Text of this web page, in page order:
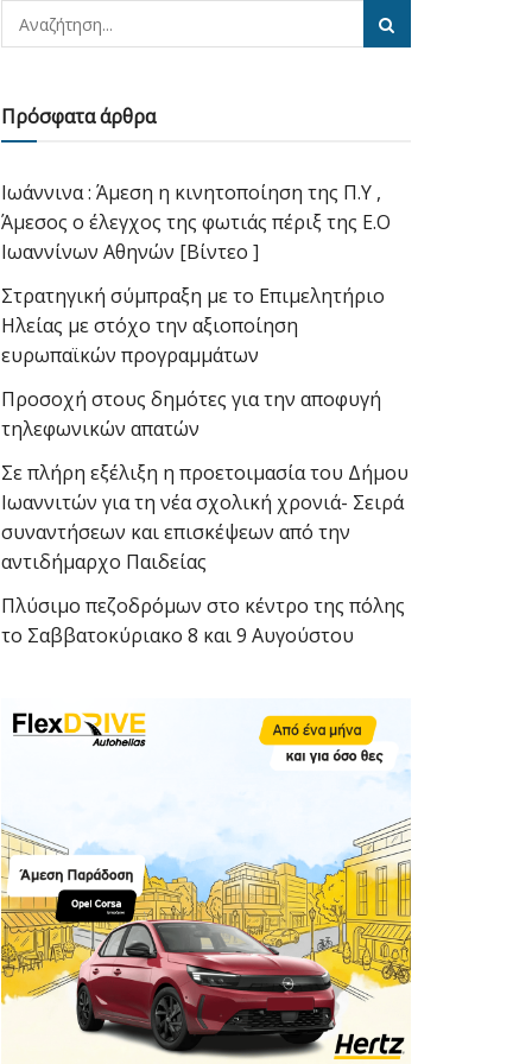
Πρόσφατα άρθρα
Ιωάννινα : Άμεση η κινητοποίηση της Π.Υ ,
Άμεσος ο έλεγχος της φωτιάς πέριξ της Ε.Ο
Ιωαννίνων Αθηνών [Βίντεο ]
Στρατηγική σύμπραξη με το Επιμελητήριο
Ηλείας με στόχο την αξιοποίηση
ευρωπαϊκών προγραμμάτων
Προσοχή στους δημότες για την αποφυγή
τηλεφωνικών απατών
Σε πλήρη εξέλιξη η προετοιμασία του Δήμου
Ιωαννιτών για τη νέα σχολική χρονιά- Σειρά
συναντήσεων και επισκέψεων από την
αντιδήμαρχο Παιδείας
Πλύσιμο πεζοδρόμων στο κέντρο της πόλης
το Σαββατοκύριακο 8 και 9 Αυγούστου